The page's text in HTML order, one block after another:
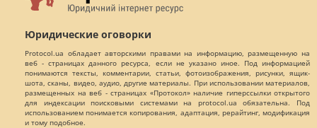
Юридические оговорки
Protocol.ua обладает авторскими правами на информацию, размещенную на
веб - страницах данного ресурса, если не указано иное. Под информацией
понимаются тексты, комментарии, статьи, фотоизображения, рисунки, ящик-
шота, сканы, видео, аудио, другие материалы. При использовании материалов,
размещенных на веб - страницах «Протокол» наличие гиперссылки открытого
для индексации поисковыми системами на protocol.ua обязательна. Под
использованием понимается копирования, адаптация, рерайтинг, модификация
и тому подобное.